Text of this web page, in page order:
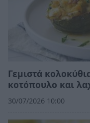
Γεμιστά
κοτόπουλο και
30/07/2026 10:00